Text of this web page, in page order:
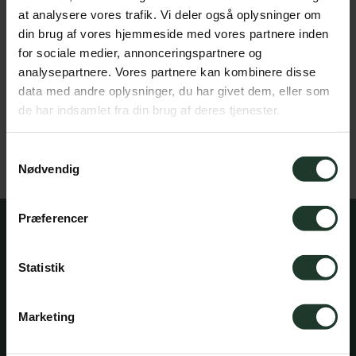
at analysere vores trafik. Vi deler også oplysninger om
din brug af vores hjemmeside med vores partnere inden
for sociale medier, annonceringspartnere og
analysepartnere. Vores partnere kan kombinere disse
data med andre oplysninger, du har givet dem, eller som
de har indsamlet fra din brug af deres tjenester.
Nødvendig
Præferencer
Statistik
Marketing